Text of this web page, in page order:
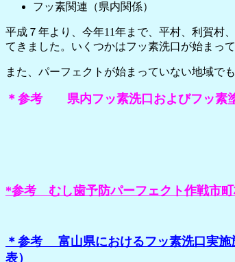
フッ素関連（県内関係）
平成７年より、今年11年まで、平村、利賀村
てきました。いくつかはフッ素洗口が始まって
また、パーフェクトが始まっていない地域で
＊参考 県内フッ素洗口およびフッ素塗
*参考 むし歯予防パーフェクト作戦市
＊参考 富山県におけるフッ素洗口実施
表）